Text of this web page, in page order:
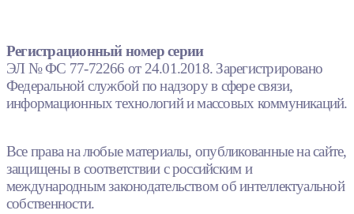
Регистрационный номер серии
ЭЛ № ФС 77-72266 от 24.01.2018. Зарегистрировано
Федеральной службой по надзору в сфере связи,
информационных технологий и массовых коммуникаций.
Все права на любые материалы, опубликованные на сайте,
защищены в соответствии с российским и
международным законодательством об интеллектуальной
собственности.